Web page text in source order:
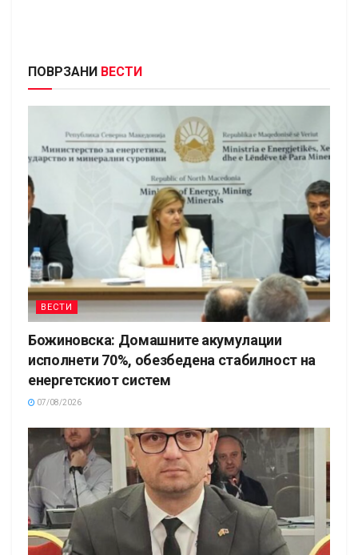
ПОВРЗАНИ ВЕСТИ
ВЕСТИ
Божиновска: Домашните акумулации
исполнети 70%, обезбедена стабилност на
енергетскиот систем
07/08/2026